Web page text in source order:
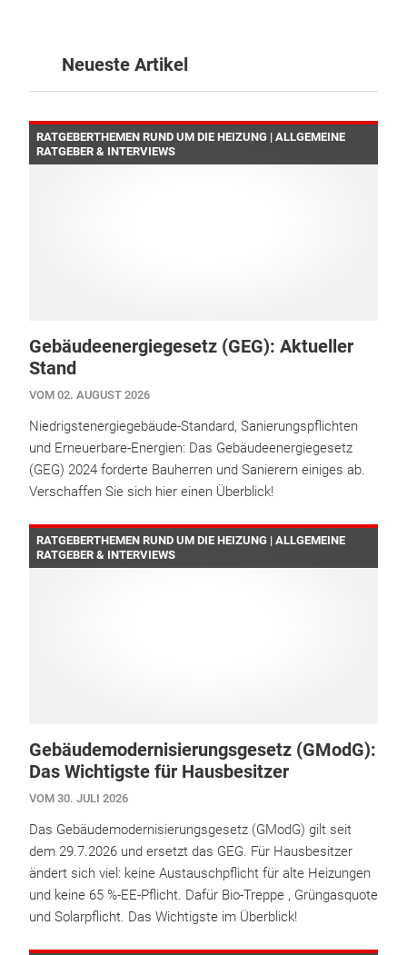
Neueste Artikel
RATGEBERTHEMEN RUND UM DIE HEIZUNG | ALLGEMEINE
RATGEBER & INTERVIEWS
Gebäudeenergiegesetz (GEG): Aktueller
Stand
VOM 02. AUGUST 2026
Niedrigstenergiegebäude-Standard, Sanierungspflichten
und Erneuerbare-Energien: Das Gebäudeenergiegesetz
(GEG) 2024 forderte Bauherren und Sanierern einiges ab.
Verschaffen Sie sich hier einen Überblick!
RATGEBERTHEMEN RUND UM DIE HEIZUNG | ALLGEMEINE
RATGEBER & INTERVIEWS
Gebäudemodernisierungsgesetz (GModG):
Das Wichtigste für Hausbesitzer
VOM 30. JULI 2026
Das Gebäudemodernisierungsgesetz (GModG) gilt seit
dem 29.7.2026 und ersetzt das GEG. Für Hausbesitzer
ändert sich viel: keine Austauschpflicht für alte Heizungen
und keine 65 %-EE-Pflicht. Dafür Bio-Treppe , Grüngasquote
und Solarpflicht. Das Wichtigste im Überblick!